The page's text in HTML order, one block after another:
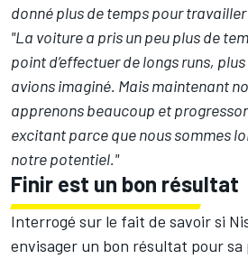
donné plus de temps pour
"La voiture a pris un peu plus de
point d’effectuer de longs runs,
avions imaginé. Mais maintenant
apprenons beaucoup et
excitant parce que nous sommes
notre potentiel."
Finir est un bon résultat
Interrogé sur le fait de savoir si
envisager un bon résultat pour